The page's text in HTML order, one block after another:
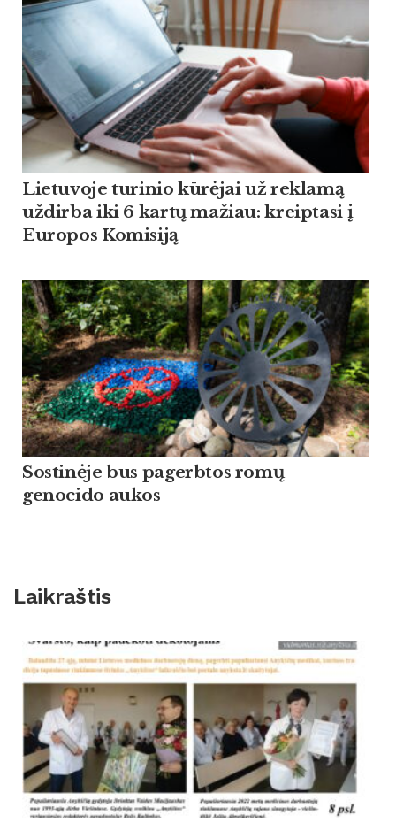
Lietuvoje turinio kūrėjai už reklamą
uždirba iki 6 kartų mažiau: kreiptasi į
Europos Komisiją
Sostinėje bus pagerbtos romų
genocido aukos
Laikraštis